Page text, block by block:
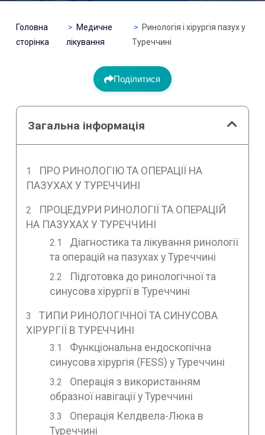
Головна
сторінка
Медичне
лікування
Ринологія і хірургія пазух у
Туреччині
Поділитися
Загальна інформація
ПРО РИНОЛОГІЮ ТА ОПЕРАЦІЇ НА
ПАЗУХАХ У ТУРЕЧЧИНІ
ПРОЦЕДУРИ РИНОЛОГІЇ ТА ОПЕРАЦІЙ
НА ПАЗУХАХ У ТУРЕЧЧИНІ
Діагностика та лікування ринології
та операцій на пазухах у Туреччині
Підготовка до ринологічної та
синусова хірургії в Туреччині
ТИПИ РИНОЛОГІЧНОЇ ТА СИНУСОВА
ХІРУРГІЇ В ТУРЕЧЧИНІ
Функціональна ендоскопічна
синусова хірургія (FESS) у Туреччині
Операція з використанням
образної навігації у Туреччині
Операція Келдвела-Люка в
Туреччині